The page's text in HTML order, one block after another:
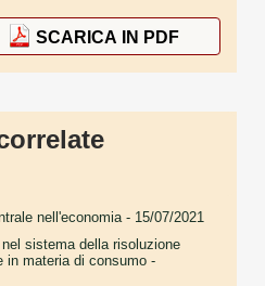
SCARICA IN PDF
nell'economia - 15/07/2021
nel sistema della risoluzione
in materia di consumo -